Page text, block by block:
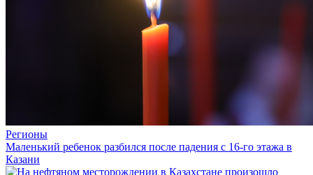
Регионы
Маленький ребенок разбился после падения с 16-го этажа в
Казани